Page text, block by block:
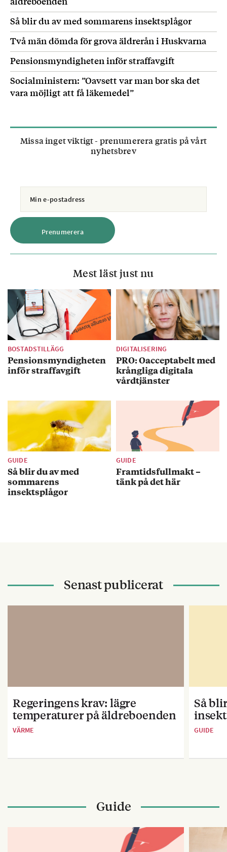
Så blir du av med sommarens insektsplågor
Två män dömda för grova äldrerån i Huskvarna
Pensionsmyndigheten inför straffavgift
Socialministern: ”Oavsett var man bor ska det
vara möjligt att få läkemedel”
Missa inget viktigt - prenumerera gratis på vårt
nyhetsbrev
Mest läst just nu
BOSTADSTILLÄGG
Pensionsmyndigheten
inför straffavgift
DIGITALISERING
PRO: Oacceptabelt med
krångliga digitala
vårdtjänster
GUIDE
Så blir du av med
sommarens
insektsplågor
GUIDE
Framtidsfullmakt –
tänk på det här
Senast publicerat
Regeringens krav: lägre
temperaturer på äldreboenden
VÄRME
Så
GUIDE
Guide